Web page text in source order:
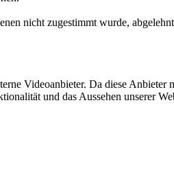
nicht zugestimmt wurde,
Videoanbieter. Da diese
und das Aussehen unserer